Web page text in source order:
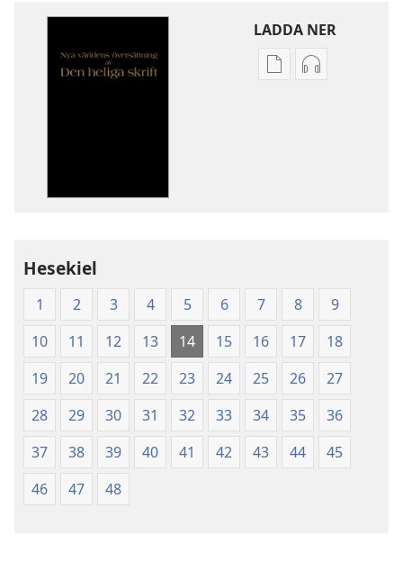
LADDA NER
Valmöjligheter
heliga
skrift
(2003)
heliga
skrift
(2003)
Hesekiel
1 2 3 4 5 6 7 8
9
10
11 12 13 14 15 16 17
18
19
20 21 22 23 24 25 26
27
28
29 30 31 32 33 34 35
36
37
38 39 40 41 42 43 44
45
46
47 48